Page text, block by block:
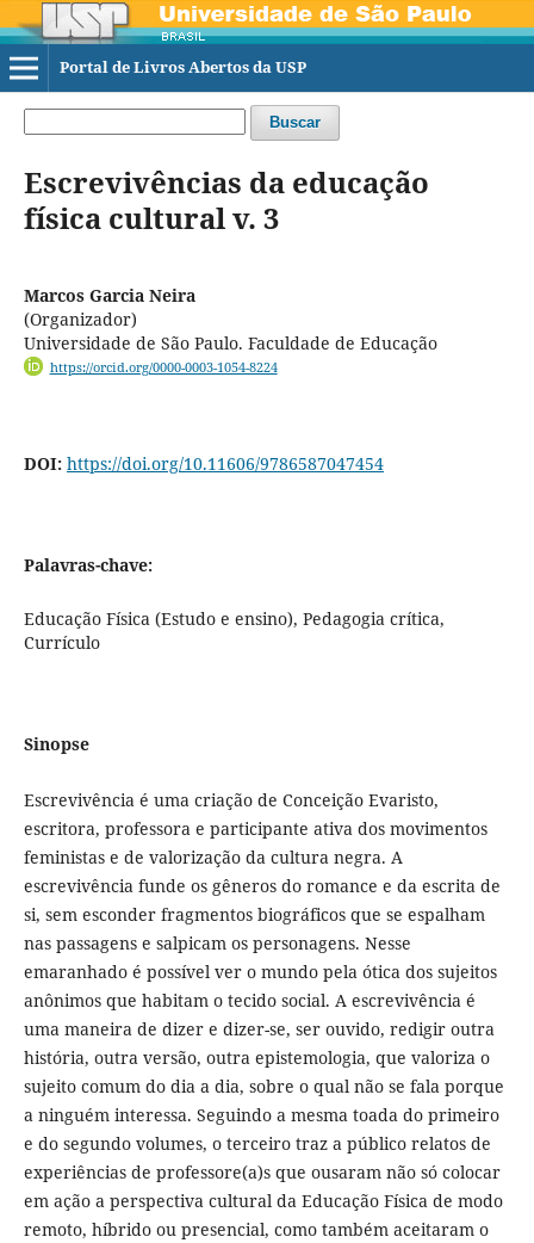
Portal de Livros Abertos da USP
Buscar
Escrevivências da educação
física cultural v. 3
Marcos Garcia Neira
(Organizador)
Universidade de São Paulo. Faculdade de Educação
https://orcid.org/0000-0003-1054-8224
DOI: https://doi.org/10.11606/9786587047454
Palavras-chave:
Educação Física (Estudo e ensino), Pedagogia crítica,
Currículo
Sinopse
Escrevivência é uma criação de Conceição Evaristo,
escritora, professora e participante ativa dos movimentos
feministas e de valorização da cultura negra. A
escrevivência funde os gêneros do romance e da escrita de
si, sem esconder fragmentos biográficos que se espalham
nas passagens e salpicam os personagens. Nesse
emaranhado é possível ver o mundo pela ótica dos sujeitos
anônimos que habitam o tecido social. A escrevivência é
uma maneira de dizer e dizer-se, ser ouvido, redigir outra
história, outra versão, outra epistemologia, que valoriza o
sujeito comum do dia a dia, sobre o qual não se fala porque
a ninguém interessa. Seguindo a mesma toada do primeiro
e do segundo volumes, o terceiro traz a público relatos de
experiências de professore(a)s que ousaram não só colocar
em ação a perspectiva cultural da Educação Física de modo
remoto, híbrido ou presencial, como também aceitaram o